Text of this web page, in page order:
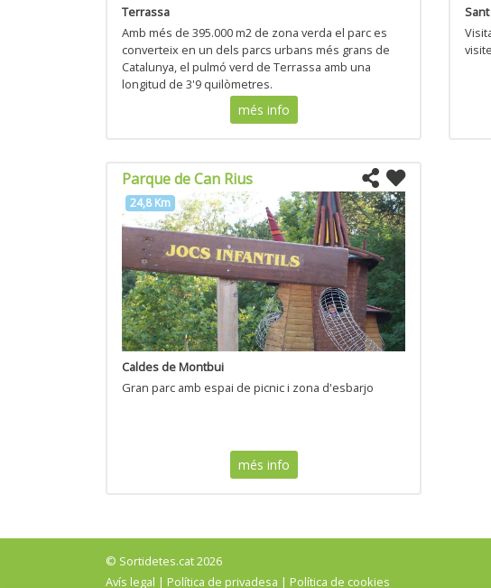
Terrassa
Amb més de 395.000 m2 de zona verda el parc es
converteix en un dels parcs urbans més grans de
Catalunya, el pulmó verd de Terrassa amb una
longitud de 3'9 quilòmetres.
més info
Parque de Can Rius
24,8 Km
Caldes de Montbui
Gran parc amb espai de picnic i zona d'esbarjo
més info
© Sortidetes.cat 2026
Avís legal | Política de privadesa | Política de cookies